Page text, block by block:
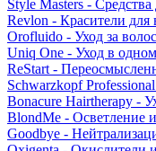
Style Masters - Средства
Revlon - Красители для
Orofluido - Уход за
Uniq One - Уход в
ReStart -
Schwarzkopf
Bonacure Hairtherapy -
BlondMe - Осветление
Goodbye -